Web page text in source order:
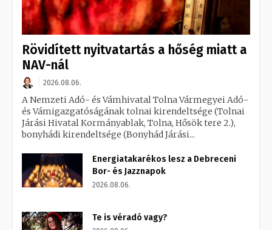
Rövidített nyitvatartás a hőség miatt a
NAV-nál
2026.08.06.
A Nemzeti Adó- és Vámhivatal Tolna Vármegyei Adó-
és Vámigazgatóságának tolnai kirendeltsége (Tolnai
Járási Hivatal Kormányablak, Tolna, Hősök tere 2.),
bonyhádi kirendeltsége (Bonyhád Járási...
Energiatakarékos lesz a Debreceni
Bor- és Jazznapok
2026.08.06.
Te is véradó vagy?